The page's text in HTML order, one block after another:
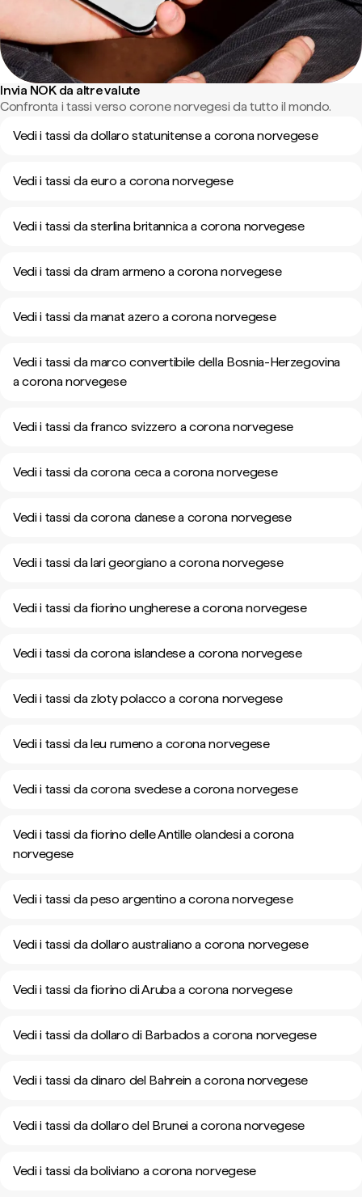
Invia NOK da altre valute
Confronta i tassi verso corone norvegesi da tutto il mondo.
Vedi i tassi da dollaro statunitense a corona norvegese
Vedi i tassi da euro a corona norvegese
Vedi i tassi da sterlina britannica a corona norvegese
Vedi i tassi da dram armeno a corona norvegese
Vedi i tassi da manat azero a corona norvegese
Vedi i tassi da marco convertibile della Bosnia-Herzegovina
a corona norvegese
Vedi i tassi da franco svizzero a corona norvegese
Vedi i tassi da corona ceca a corona norvegese
Vedi i tassi da corona danese a corona norvegese
Vedi i tassi da lari georgiano a corona norvegese
Vedi i tassi da fiorino ungherese a corona norvegese
Vedi i tassi da corona islandese a corona norvegese
Vedi i tassi da zloty polacco a corona norvegese
Vedi i tassi da leu rumeno a corona norvegese
Vedi i tassi da corona svedese a corona norvegese
Vedi i tassi da fiorino delle Antille olandesi a corona
norvegese
Vedi i tassi da peso argentino a corona norvegese
Vedi i tassi da dollaro australiano a corona norvegese
Vedi i tassi da fiorino di Aruba a corona norvegese
Vedi i tassi da dollaro di Barbados a corona norvegese
Vedi i tassi da dinaro del Bahrein a corona norvegese
Vedi i tassi da dollaro del Brunei a corona norvegese
Vedi i tassi da boliviano a corona norvegese